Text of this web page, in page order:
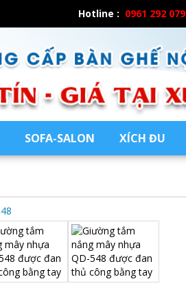
Hotline : 0961 292 079
SOFA-SALON XÍCH ĐU